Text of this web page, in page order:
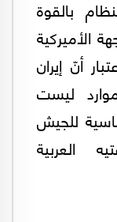
بالقوة
الأميركية
أنّ إيران
ليست
للجيش
العربية